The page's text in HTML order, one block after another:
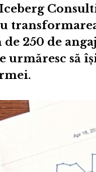
250 de
urmăresc să